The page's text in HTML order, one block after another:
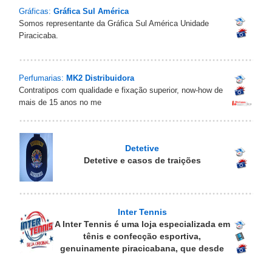
Gráficas: Gráfica Sul América
Somos representante da Gráfica Sul América Unidade
Piracicaba.
Perfumarias: MK2 Distribuidora
Contratipos com qualidade e fixação superior, now-how de
mais de 15 anos no me
Detetive
Detetive e casos de traições
Inter Tennis
A Inter Tennis é uma loja especializada em
tênis e confecção esportiva,
genuinamente piracicabana, que desde